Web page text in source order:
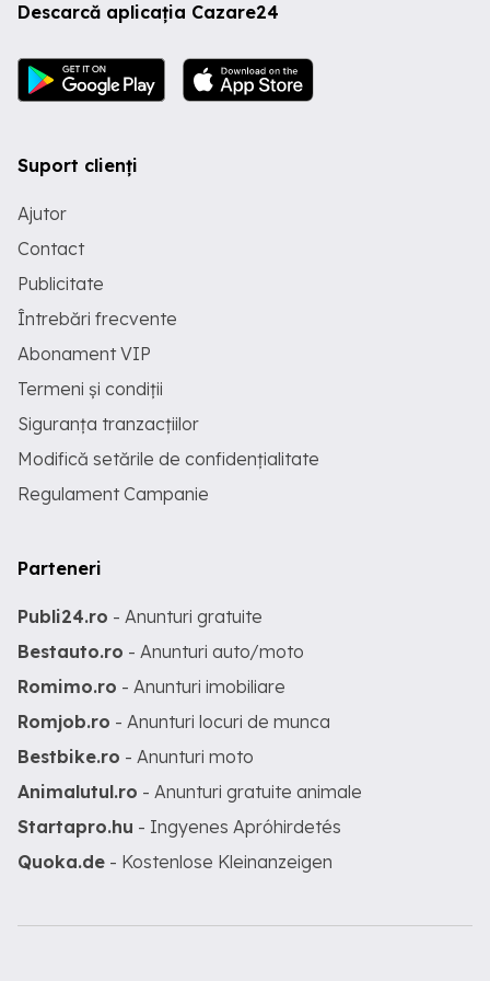
Descarcă aplicația Cazare24
Suport clienți
Ajutor
Contact
Publicitate
Întrebări frecvente
Abonament VIP
Termeni și condiții
Siguranța tranzacțiilor
Modifică setările de confidențialitate
Regulament Campanie
Parteneri
Publi24.ro - Anunturi gratuite
Bestauto.ro - Anunturi auto/moto
Romimo.ro - Anunturi imobiliare
Romjob.ro - Anunturi locuri de munca
Bestbike.ro - Anunturi moto
Animalutul.ro - Anunturi gratuite animale
Startapro.hu - Ingyenes Apróhirdetés
Quoka.de - Kostenlose Kleinanzeigen